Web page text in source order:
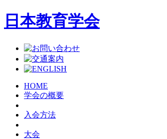
日本教育学会
HOME
学会の概要
入会方法
大会